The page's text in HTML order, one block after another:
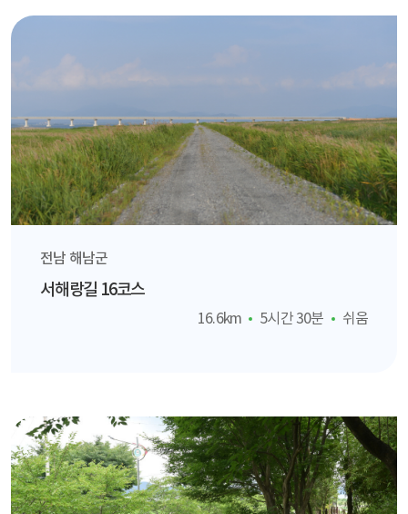
전남 해남군
서해랑길 16코스
16.6km 5시간 30분 쉬움